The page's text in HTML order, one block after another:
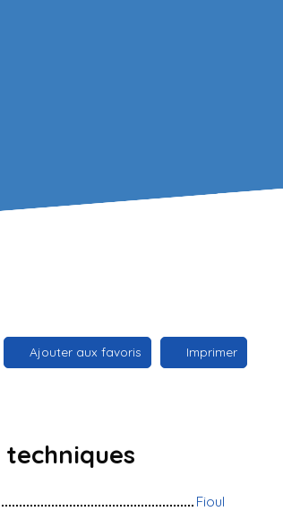
Ajouter aux favoris Imprimer
techniques
Fioul